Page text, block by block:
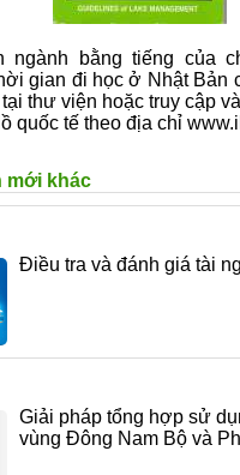
ngành bằng tiếng của
gian đi học ở Nhật Bản
thư viện hoặc truy cập
quốc tế theo địa chỉ
mới khác
Điều tra và đánh giá tài
Giải pháp tổng hợp sử
vùng Đông Nam Bộ và